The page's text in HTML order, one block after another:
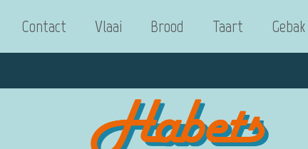
Contact Vlaai Brood Taart Gebak